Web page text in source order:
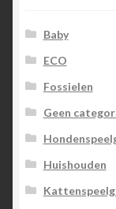
Baby
ECO
Fossielen
Geen
Huishouden